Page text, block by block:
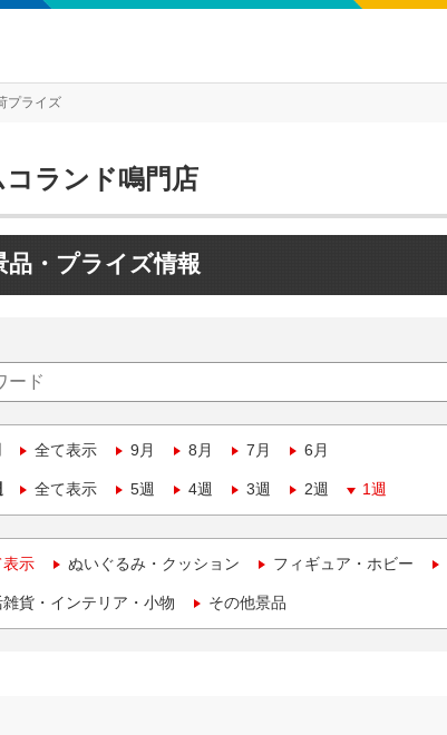
プライズ
ランド鳴門店
品・プライズ情報
全て表示 9月 8月 7月 6月
全て表示 5週 4週 3週 2週 1週
表示 ぬいぐるみ・クッション フィギュア・ホビー
貨・インテリア・小物 その他景品